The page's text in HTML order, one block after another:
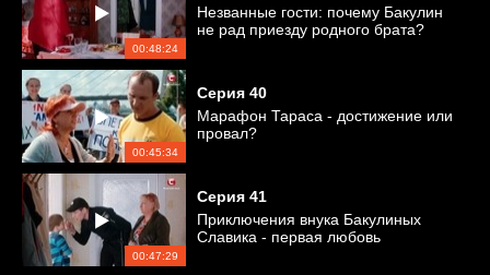
00:48:24
Незванные гости: почему Бакулин
не рад приезду родного брата?
00:45:34
Серия 40
Марафон Тараса - достижение или
провал?
00:47:29
Серия 41
Приключения внука Бакулиных
Славика - первая любовь